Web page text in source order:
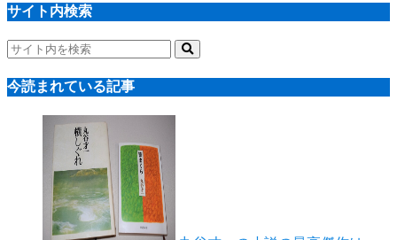
サイト内検索
今読まれている記事